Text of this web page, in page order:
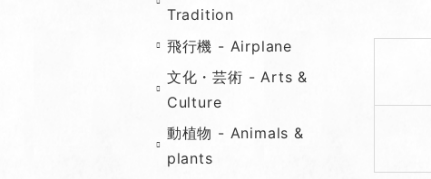
Tradition
飛行機 - Airplane
文化・芸術 - Arts &
Culture
動植物 - Animals &
plants